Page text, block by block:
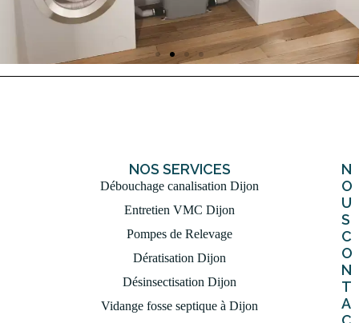
professionnels.
EN SAVOIR PLUS
NOS SERVICES
Débouchage canalisation Dijon
Entretien VMC Dijon
Pompes de Relevage
Dératisation Dijon
Désinsectisation Dijon
Vidange fosse septique à Dijon
N
O
U
S
C
O
N
T
A